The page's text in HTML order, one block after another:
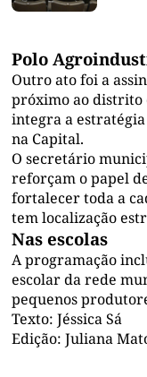
Polo
Outro ato foi a
próximo ao distrito
integra a
na Capital.
O secretário
reforçam o papel
fortalecer toda a
tem localização
Nas escolas
A programação
escolar da rede
pequenos
Texto: Jéssica Sá
Edição: Juliana